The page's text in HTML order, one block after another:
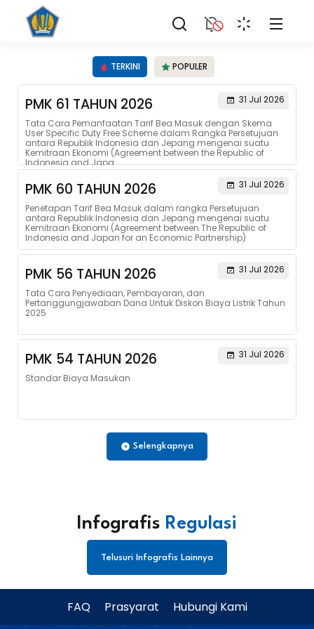
TERKINI POPULER
PMK 61 TAHUN 2026
31 Jul 2026
Tata Cara Pemanfaatan Tarif Bea Masuk dengan Skema
User Specific Duty Free Scheme dalam Rangka Persetujuan
antara Republik Indonesia dan Jepang mengenai suatu
Kemitraan Ekonomi (Agreement between the Republic of
Indonesia and Japa...
PMK 60 TAHUN 2026
31 Jul 2026
Penetapan Tarif Bea Masuk dalam rangka Persetujuan
antara Republik Indonesia dan Jepang mengenai suatu
Kemitraan Ekonomi (Agreement between The Republic of
Indonesia and Japan for an Economic Partnership)
PMK 56 TAHUN 2026
31 Jul 2026
Tata Cara Penyediaan, Pembayaran, dan
Pertanggungjawaban Dana Untuk Diskon Biaya Listrik Tahun
2025
PMK 54 TAHUN 2026
31 Jul 2026
Standar Biaya Masukan
Selengkapnya
Infografis Regulasi
Telusuri Infografis Lainnya
FAQ Prasyarat Hubungi Kami